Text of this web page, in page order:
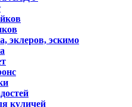
эклеров, эскимо
куличей